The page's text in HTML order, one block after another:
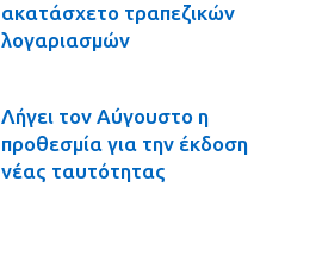
ακατάσχετο τραπεζικών
λογαριασμών
Λήγει τον Αύγουστο η
προθεσμία για την έκδοση
νέας ταυτότητας